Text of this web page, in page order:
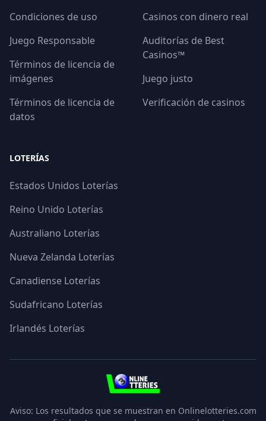
Condiciones de uso
Juego Responsable
Términos de licencia de
imágenes
Términos de licencia de
datos
Casinos con dinero real
Auditorías de Best
Casinos™
Juego justo
Verificación de casinos
LOTERÍAS
Estados Unidos Loterías
Reino Unido Loterías
Australiano Loterías
Nueva Zelanda Loterías
Canadiense Loterías
Sudafricano Loterías
Irlandés Loterías
3
Aviso: Los resultados que se muestran en Onlinelotteries.com